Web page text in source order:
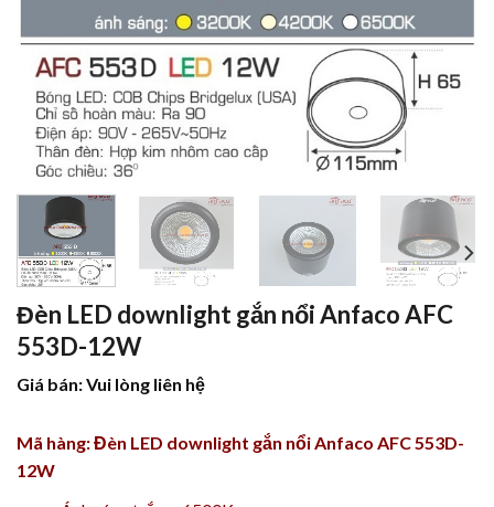
Đèn LED downlight gắn nổi Anfaco AFC
553D-12W
Giá bán: Vui lòng liên hệ
Mã hàng: Đèn LED downlight gắn nổi Anfaco AFC 553D-
12W